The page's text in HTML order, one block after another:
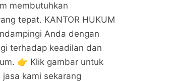
membutuhkan
tepat. KANTOR HUKUM
Anda dengan
terhadap keadilan dan
👉 Klik gambar untuk
jasa kami sekarang